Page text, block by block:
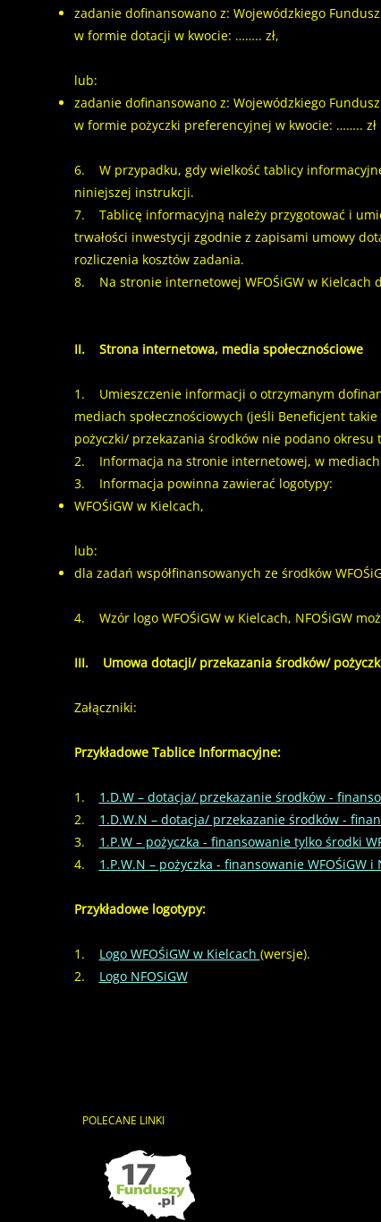
zadanie dofinansowano z: Wojewódzkiego
w formie dotacji w kwocie: …….. zł,
lub:
zadanie dofinansowano z: Wojewódzkiego
w formie pożyczki preferencyjnej w kwocie: …….. zł
6. W przypadku, gdy wielkość tablicy
niniejszej instrukcji.
7. Tablicę informacyjną należy przygotować i
trwałości inwestycji zgodnie z zapisami umowy
rozliczenia kosztów zadania.
8. Na stronie internetowej WFOŚiGW w Kielcach
II. Strona internetowa, media społecznościowe
1. Umieszczenie informacji o otrzymanym
mediach społecznościowych (jeśli Beneficjent
pożyczki/ przekazania środków nie podano
2. Informacja na stronie internetowej, w mediach
3. Informacja powinna zawierać logotypy:
WFOŚiGW w Kielcach,
lub:
dla zadań współfinansowanych ze środków
4. Wzór logo WFOŚiGW w Kielcach, NFOŚiGW
III. Umowa dotacji/ przekazania środków/
Załączniki:
Przykładowe Tablice Informacyjne:
1. 1.D.W – dotacja/ przekazanie środków -
2. 1.D.W.N – dotacja/ przekazanie środków -
3. 1.P.W – pożyczka - finansowanie tylko środki
4. 1.P.W.N – pożyczka - finansowanie WFOŚiGW i
Przykładowe logotypy:
1. Logo WFOŚiGW w Kielcach (wersje).
2. Logo NFOSiGW
POLECANE LINKI